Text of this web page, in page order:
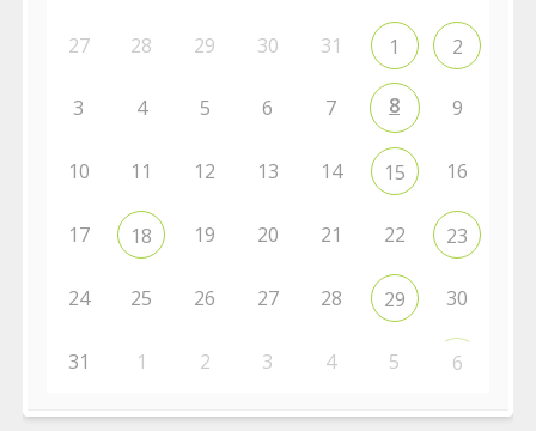
27 28 29 30 31 1 2
3 4 5 6 7 8 9
10 11 12 13 14 15 16
17 18 19 20 21 22 23
24 25 26 27 28 29 30
31 1 2 3 4 5 6